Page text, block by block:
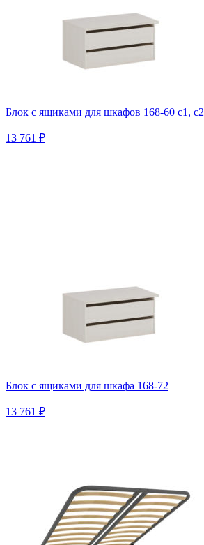
Блок с ящиками для шкафов 168-60 с1, c2
13 761 ₽
Блок с ящиками для шкафа 168-72
13 761 ₽